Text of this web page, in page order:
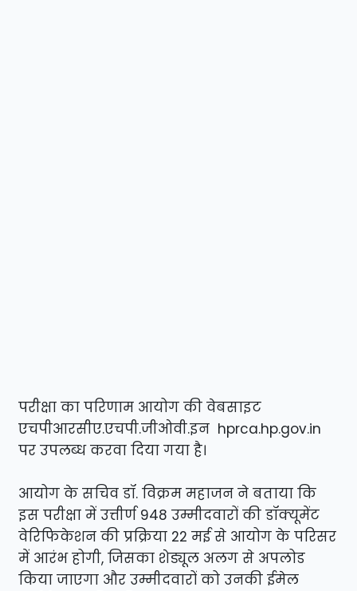
परीक्षा का परिणाम आयोग की वेबसाइट
एचपीआरसीए.एचपी.जीओवी.इन hprca.hp.gov.in
पर उपलब्ध करवा दिया गया है।
आयोग के सचिव डॉ. विक्रम महाजन ने बताया कि
इस परीक्षा में उत्तीर्ण 948 उम्मीदवारों की डॉक्यूमेंट
वेरिफिकेशन की प्रक्रिया 22 मई से आयोग के परिसर
में आरंभ होगी, जिसका शेड्यूल अलग से अपलोड
किया जाएगा और उम्मीदवारों को उनकी ईमेल